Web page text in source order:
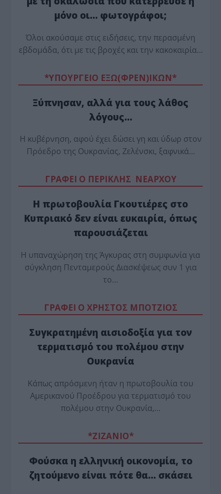
μόνο οι… φωτογράφοι;
Όλοι ακούσαμε στις ειδήσεις, την περασμένη
εβδομάδα, ότι με τις βροχές και την κακοκαιρία…
*ΥΠΟΥΡΓΕΙΟ ΕΞΩ(ΦΡΕΝ)ΙΚΩΝ*
Ξύπνησαν, αλλά για τους λάθος
λόγους…
Η κυβέρνηση, αφού έχει δώσει γη και ύδωρ στον
Πρόεδρο της Ουκρανίας, Ζελένσκι, ξαφνικά…
ΓΡΑΦΕΙ Ο ΠΕΡΙΚΛΗΣ ΝΕΑΡΧΟΥ
Η πρωτοβουλία Γκουτιέρες στο
Κυπριακό δεν είναι ευκαιρία, όπως
παρουσιάζεται
Η υπαναχώρηση της Άγκυρας στη συμφωνία για
σύγκληση Πενταμερούς Διασκέψεως συν 1 για
το…
ΓΡΑΦΕΙ Ο ΧΡΗΣΤΟΣ ΜΠΟΤΖΙΟΣ
Συγκρατημένη αισιοδοξία για τον
τερματισμό του πολέμου στην
Ουκρανία
Κάπως απρόσμενη ήταν η πρωτοβουλία του
Αμερικανού Προέδρου για τερματισμό του
πολέμου στην Ουκρανία,…
*ZΙΖΑΝΙΟ*
Φούσκα η ελληνική οικονομία, το
ζητούμενο είναι πότε θα… σκάσει